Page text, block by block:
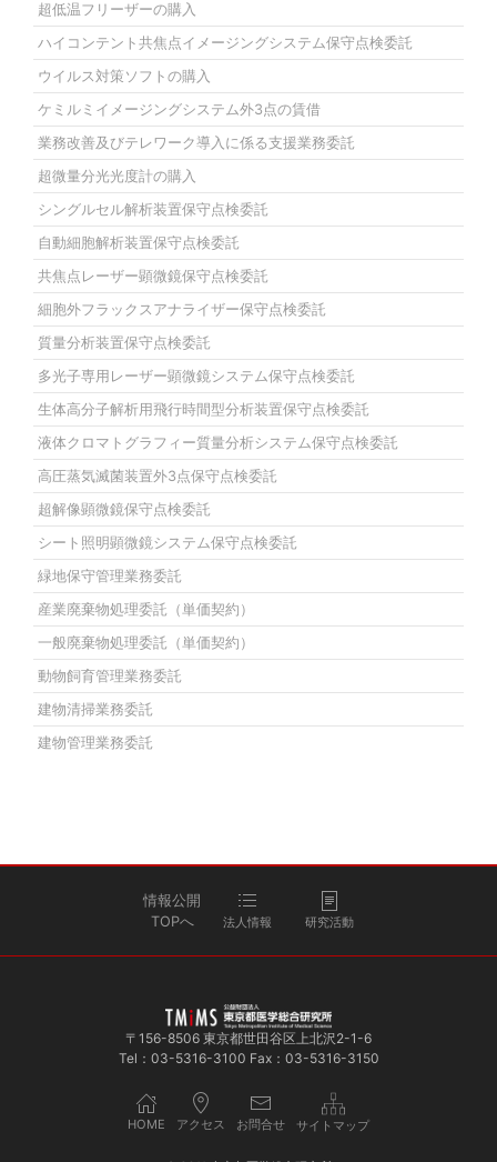
超低温フリーザーの購入
ハイコンテント共焦点イメージングシステム保守点検委託
ウイルス対策ソフトの購入
ケミルミイメージングシステム外3点の賃借
業務改善及びテレワーク導入に係る支援業務委託
超微量分光光度計の購入
シングルセル解析装置保守点検委託
自動細胞解析装置保守点検委託
共焦点レーザー顕微鏡保守点検委託
細胞外フラックスアナライザー保守点検委託
質量分析装置保守点検委託
多光子専用レーザー顕微鏡システム保守点検委託
生体高分子解析用飛行時間型分析装置保守点検委託
液体クロマトグラフィー質量分析システム保守点検委託
高圧蒸気滅菌装置外3点保守点検委託
超解像顕微鏡保守点検委託
シート照明顕微鏡システム保守点検委託
緑地保守管理業務委託
産業廃棄物処理委託（単価契約）
一般廃棄物処理委託（単価契約）
動物飼育管理業務委託
建物清掃業務委託
建物管理業務委託
情報公開
TOPへ
法人情報 研究活動
〒156-8506 東京都世田谷区上北沢2-1-6
Tel：03-5316-3100 Fax：03-5316-3150
HOME アクセス お問合せ サイトマップ